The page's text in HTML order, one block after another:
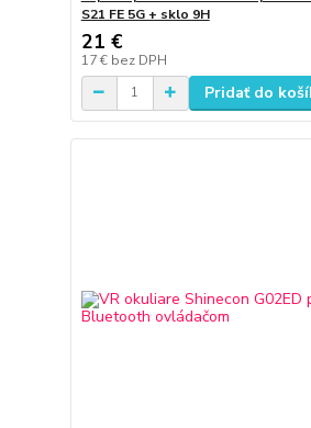
S21 FE 5G + sklo 9H
21 €
17 € bez DPH
Pridať do